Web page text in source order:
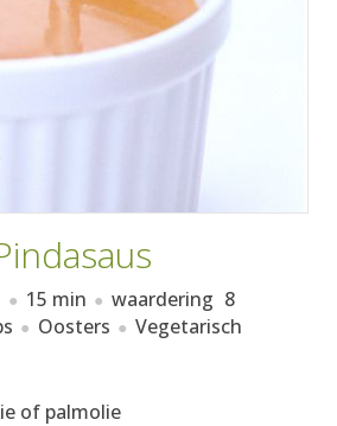
15 min waardering 8
Oosters Vegetarisch
of palmolie